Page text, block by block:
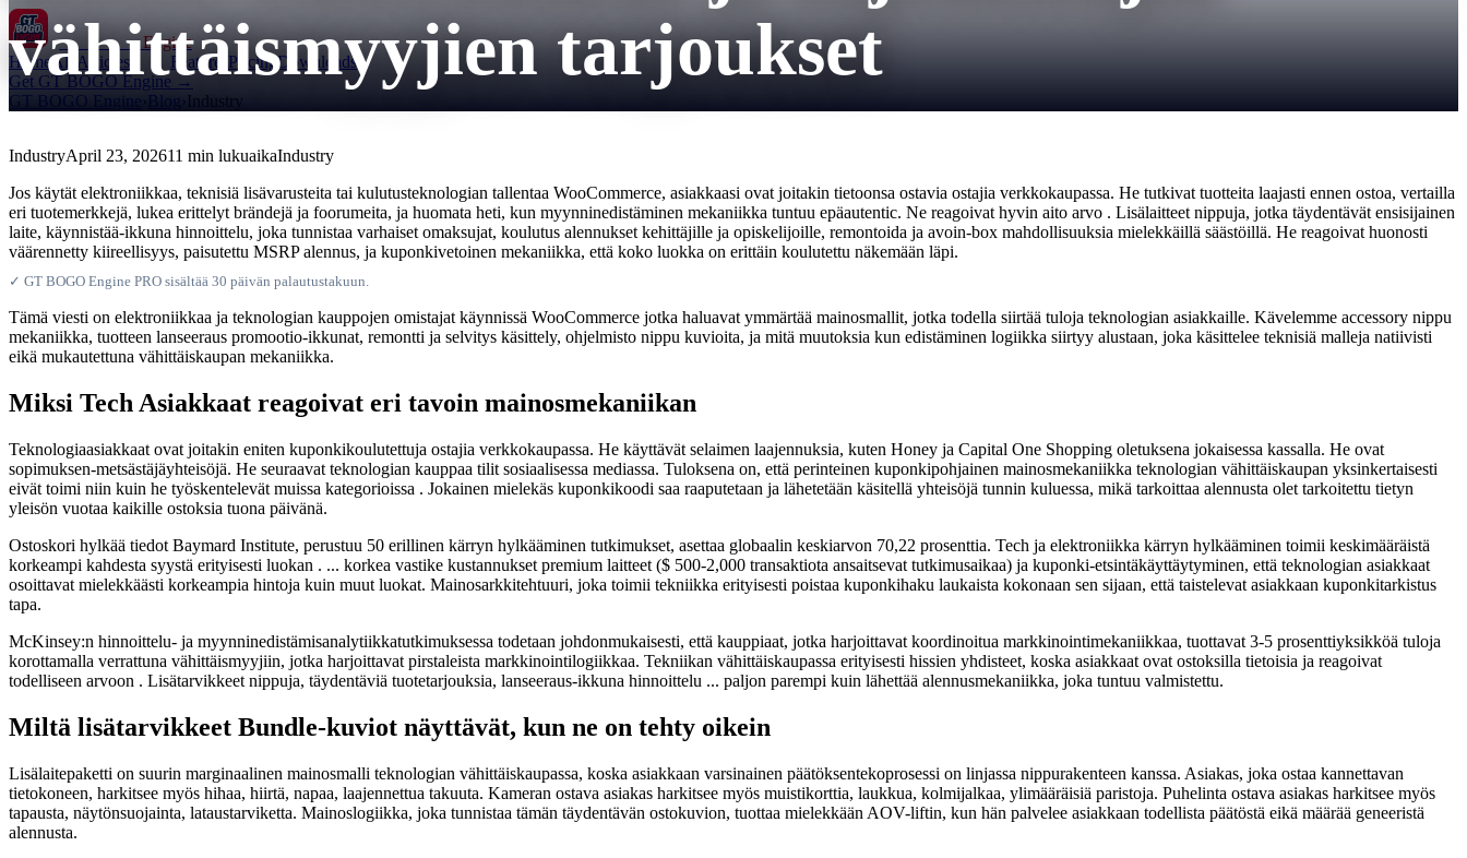
GT BOGOEngine
HomeAll Articles Features PricingDownloads
Get GT BOGO Engine →
GT BOGO Engine›Blog ›Industry
vähittäismyyjien tarjoukset
IndustryApril 23, 202611 min lukuaikaIndustry
Jos käytät elektroniikkaa, teknisiä lisävarusteita tai kulutusteknologian tallentaa WooCommerce, asiakkaasi ovat joitakin tietoonsa ostavia ostajia verkkokaupassa. He tutkivat tuotteita laajasti ennen ostoa, vertailla
eri tuotemerkkejä, lukea erittelyt brändejä ja foorumeita, ja huomata heti, kun myynninedistäminen mekaniikka tuntuu epäautentic. Ne reagoivat hyvin aito arvo . Lisälaitteet nippuja, jotka täydentävät ensisijainen
laite, käynnistää-ikkuna hinnoittelu, joka tunnistaa varhaiset omaksujat, koulutus alennukset kehittäjille ja opiskelijoille, remontoida ja avoin-box mahdollisuuksia mielekkäillä säästöillä. He reagoivat huonosti
väärennetty kiireellisyys, paisutettu MSRP alennus, ja kuponkivetoinen mekaniikka, että koko luokka on erittäin koulutettu näkemään läpi.
✓ GT BOGO Engine PRO sisältää 30 päivän palautustakuun.
Tämä viesti on elektroniikkaa ja teknologian kauppojen omistajat käynnissä WooCommerce jotka haluavat ymmärtää mainosmallit, jotka todella siirtää tuloja teknologian asiakkaille. Kävelemme accessory nippu
mekaniikka, tuotteen lanseeraus promootio-ikkunat, remontti ja selvitys käsittely, ohjelmisto nippu kuvioita, ja mitä muutoksia kun edistäminen logiikka siirtyy alustaan, joka käsittelee teknisiä malleja natiivisti
eikä mukautettuna vähittäiskaupan mekaniikka.
Miksi Tech Asiakkaat reagoivat eri tavoin mainosmekaniikan
Teknologiaasiakkaat ovat joitakin eniten kuponkikoulutettuja ostajia verkkokaupassa. He käyttävät selaimen laajennuksia, kuten Honey ja Capital One Shopping oletuksena jokaisessa kassalla. He ovat
sopimuksen-metsästäjäyhteisöjä. He seuraavat teknologian kauppaa tilit sosiaalisessa mediassa. Tuloksena on, että perinteinen kuponkipohjainen mainosmekaniikka teknologian vähittäiskaupan yksinkertaisesti
eivät toimi niin kuin he työskentelevät muissa kategorioissa . Jokainen mielekäs kuponkikoodi saa raaputetaan ja lähetetään käsitellä yhteisöjä tunnin kuluessa, mikä tarkoittaa alennusta olet tarkoitettu tietyn
yleisön vuotaa kaikille ostoksia tuona päivänä.
Ostoskori hylkää tiedot Baymard Institute, perustuu 50 erillinen kärryn hylkääminen tutkimukset, asettaa globaalin keskiarvon 70,22 prosenttia. Tech ja elektroniikka kärryn hylkääminen toimii keskimääräistä
korkeampi kahdesta syystä erityisesti luokan . ... korkea vastike kustannukset premium laitteet ($ 500-2,000 transaktiota ansaitsevat tutkimusaikaa) ja kuponki-etsintäkäyttäytyminen, että teknologian asiakkaat
osoittavat mielekkäästi korkeampia hintoja kuin muut luokat. Mainosarkkitehtuuri, joka toimii tekniikka erityisesti poistaa kuponkihaku laukaista kokonaan sen sijaan, että taistelevat asiakkaan kuponkitarkistus
tapa.
McKinsey:n hinnoittelu- ja myynninedistämisanalytiikkatutkimuksessa todetaan johdonmukaisesti, että kauppiaat, jotka harjoittavat koordinoitua markkinointimekaniikkaa, tuottavat 3-5 prosenttiyksikköä tuloja
korottamalla verrattuna vähittäismyyjiin, jotka harjoittavat pirstaleista markkinointilogiikkaa. Tekniikan vähittäiskaupassa erityisesti hissien yhdisteet, koska asiakkaat ovat ostoksilla tietoisia ja reagoivat
todelliseen arvoon . Lisätarvikkeet nippuja, täydentäviä tuotetarjouksia, lanseeraus-ikkuna hinnoittelu ... paljon parempi kuin lähettää alennusmekaniikka, joka tuntuu valmistettu.
Miltä lisätarvikkeet Bundle-kuviot näyttävät, kun ne on tehty oikein
Lisälaitepaketti on suurin marginaalinen mainosmalli teknologian vähittäiskaupassa, koska asiakkaan varsinainen päätöksentekoprosessi on linjassa nippurakenteen kanssa. Asiakas, joka ostaa kannettavan
tietokoneen, harkitsee myös hihaa, hiirtä, napaa, laajennettua takuuta. Kameran ostava asiakas harkitsee myös muistikorttia, laukkua, kolmijalkaa, ylimääräisiä paristoja. Puhelinta ostava asiakas harkitsee myös
tapausta, näytönsuojainta, lataustarviketta. Mainoslogiikka, joka tunnistaa tämän täydentävän ostokuvion, tuottaa mielekkään AOV-liftin, kun hän palvelee asiakkaan todellista päätöstä eikä määrää geneeristä
alennusta.